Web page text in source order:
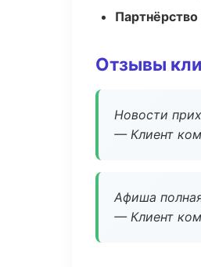
Отзывы
Новости
— Клиент
Афиша
— Клиент